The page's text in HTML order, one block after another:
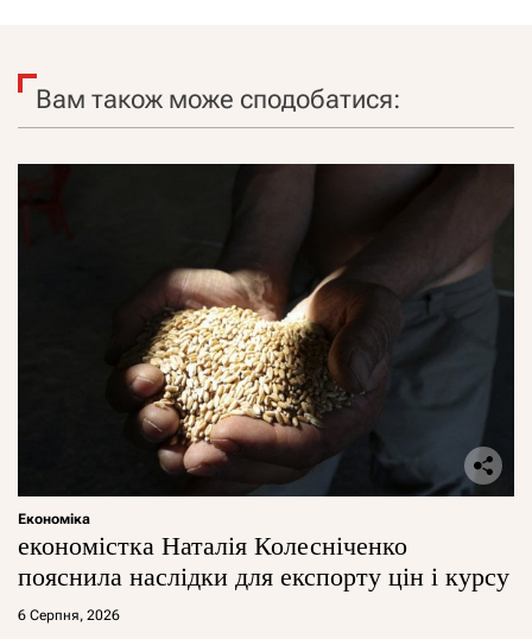
Вам також може сподобатися:
Економіка
економістка Наталія Колесніченко
пояснила наслідки для експорту цін і курсу
6 Серпня, 2026